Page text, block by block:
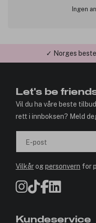
Ingen
✓ Norges
Let's be
Vil du ha våre beste
rett i innboksen? Meld
E-post
Vilkårogpersonvern for
Kundeservice